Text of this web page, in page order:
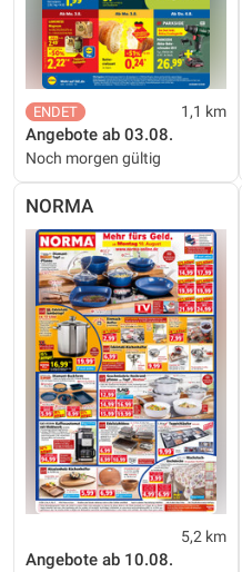
1,1 km
Angebote ab 03.08.
Noch morgen gültig
NORMA
5,2 km
Angebote ab 10.08.